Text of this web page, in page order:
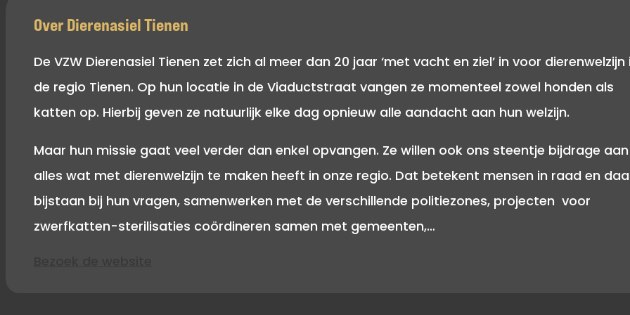
Over Dierenasiel Tienen
De VZW Dierenasiel Tienen zet zich al meer dan 20 jaar ‘met vacht en ziel’ in voor dierenwelzijn
de regio Tienen. Op hun locatie in de Viaductstraat vangen ze momenteel zowel honden als
katten op. Hierbij geven ze natuurlijk elke dag opnieuw alle aandacht aan hun welzijn.
Maar hun missie gaat veel verder dan enkel opvangen. Ze willen ook ons steentje bijdrage aan
alles wat met dierenwelzijn te maken heeft in onze regio. Dat betekent mensen in raad en
bijstaan bij hun vragen, samenwerken met de verschillende politiezones, projecten voor
zwerfkatten-sterilisaties coördineren samen met gemeenten,…